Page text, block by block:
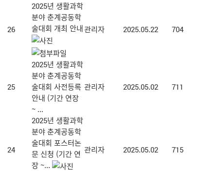
26
2025년 생활과학
분야 춘계공동학
술대회 개최 안내관리자 2025.05.22 704
25
2025년 생활과학
분야 춘계공동학
술대회 사전등록
안내 (기간 연장
~ ...
관리자 2025.05.02 711
24
2025년 생활과학
분야 춘계공동학
술대회 포스터논
문 신청 (기간 연
장 ~...
관리자 2025.05.02 715